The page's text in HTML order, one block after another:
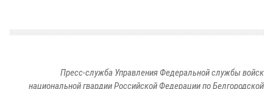
Пресс-служба Управления Федеральной службы войск
национальной гвардии Российской Федерации по Белгородской